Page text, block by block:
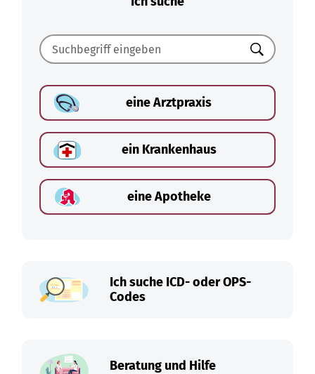
Suchen
eine Arztpraxis
ein Krankenhaus
eine Apotheke
Ich suche ICD- oder OPS-
Codes
Beratung und Hilfe